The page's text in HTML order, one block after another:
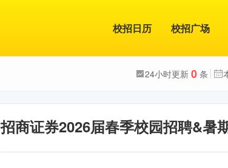
校招日历 校招广场
24小时更新 0 条
招商证券2026届春季校园招聘&暑